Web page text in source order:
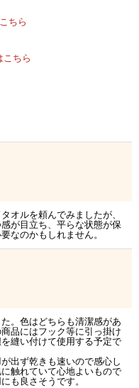
ちら
こちら
オルを頼んでみましたが、
が目立ち、平らな状態が保
なのかもしれません。
。色はどちらも清潔感があ
品にはフック等に引っ掛け
縫い付けて使用する予定で
出ず乾きも速いので感心し
触れていて心地よいもので
も良さそうです。